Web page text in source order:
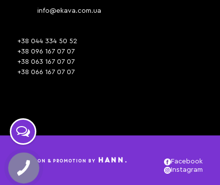
info@ekava.com.ua
+38 044 334 50 52
+38 096 167 07 07
+38 063 167 07 07
+38 066 167 07 07
CREATION & PROMOTION BY HANN.
Facebook
Instagram